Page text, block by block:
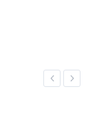
Previous
Next